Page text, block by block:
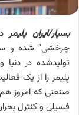
بسپار/ایران پلیمر
تولیدشده در دنیا
پلیمر را از یک
صنعتی که امروز
فسیلی و کنترل